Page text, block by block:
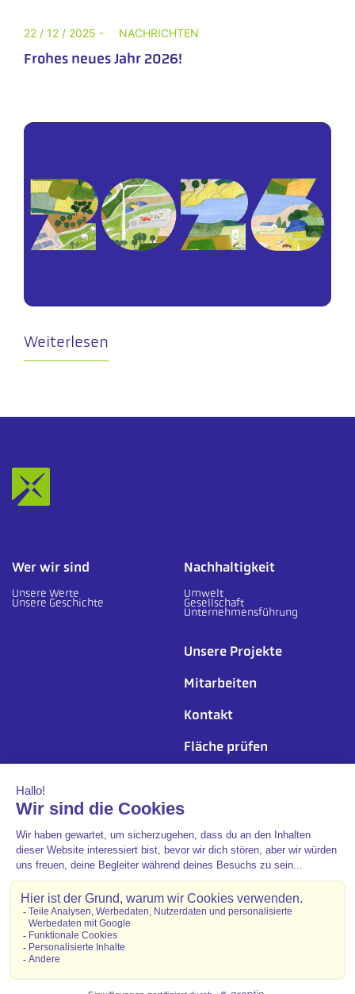
22 / 12 / 2025 - NACHRICHTEN
Frohes neues Jahr 2026!
Weiterlesen
Wer wir sind
Unsere Werte
Unsere Geschichte
Nachhaltigkeit
Umwelt
Gesellschaft
Unternehmensführung
Unsere Projekte
Mitarbeiten
Kontakt
Fläche prüfen
Impressum und Datenschutz